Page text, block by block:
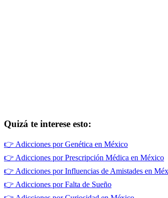
Quizá te interese esto:
👉 Adicciones por Genética en México
👉 Adicciones por Prescripción Médica en México
👉 Adicciones por Influencias de Amistades en
👉 Adicciones por Falta de Sueño